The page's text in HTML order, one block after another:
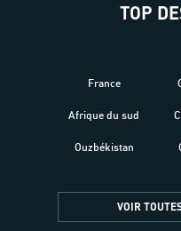
TOP
France
Afrique du sud
Ouzbékistan
VOIR